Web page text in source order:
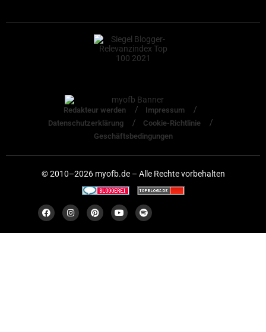
Redakteur werden
Impressum
Datenschutzerklärung
Cookie-Richtlinie
Geschäftsbedingungen
© 2010–2026 myofb.de – Alle Rechte vorbehalten